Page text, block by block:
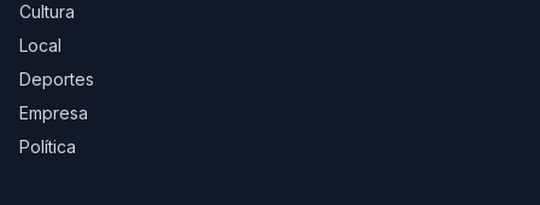
Cultura
Local
Deportes
Empresa
Política